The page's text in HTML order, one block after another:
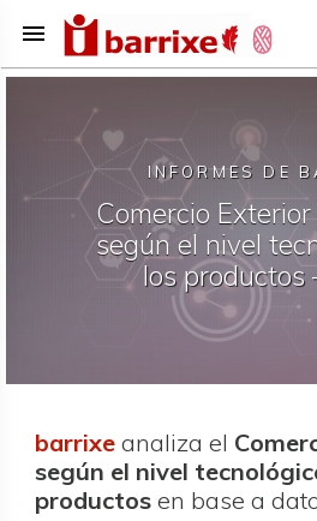
menu
INFORMES DE
Comercio
según el nivel
los productos
barrixeanaliza el
según el nivel
productos en base a